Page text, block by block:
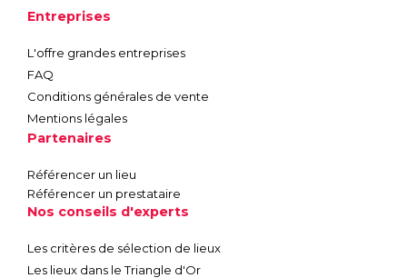
Entreprises
L'offre grandes entreprises
FAQ
Conditions générales de vente
Mentions légales
Partenaires
Référencer un lieu
Référencer un prestataire
Nos conseils d'experts
Les critères de sélection de lieux
Les lieux dans le Triangle d'Or